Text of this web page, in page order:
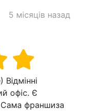
5 місяців назад
офіс. Є
франшиза